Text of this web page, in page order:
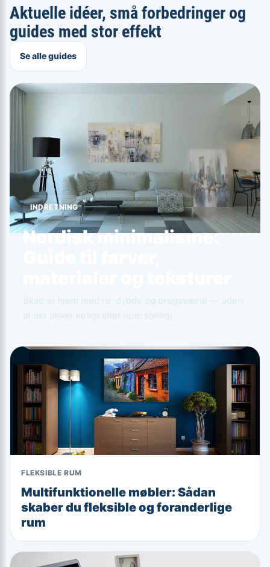
Aktuelle idéer, små forbedringer og
guides med stor effekt
Se alle guides
INDRETNING
Nordisk minimalisme:
Skab et hjem med ro, dybde og brugsværdi — uden
at det bliver køligt eller upersonligt.
FLEKSIBLE RUM
Multifunktionelle møbler: Sådan
skaber du fleksible og foranderlige
rum